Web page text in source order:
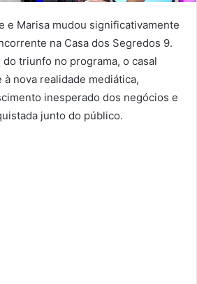
e Marisa mudou significativamente
na Casa dos Segredos 9.
triunfo no programa, o casal
nova realidade mediática,
inesperado dos negócios e
junto do público.